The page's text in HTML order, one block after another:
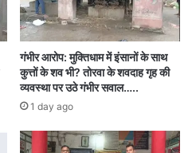
गंभीर आरोप: मुक्तिधाम में इंसानों के साथ
कुत्तों के शव भी? तोरवा के शवदाह गृह की
व्यवस्था पर उठे गंभीर सवाल…..
1 day ago